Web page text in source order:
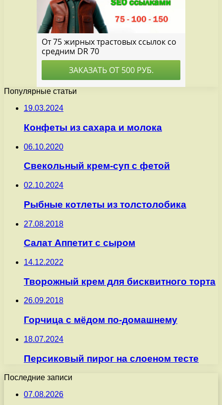
Популярные статьи
19.03.2024
Конфеты из сахара и молока
06.10.2020
Свекольный крем-суп с фетой
02.10.2024
Рыбные котлеты из толстолобика
27.08.2018
Салат Аппетит с сыром
14.12.2022
Творожный крем для бисквитного торта
26.09.2018
Горчица с мёдом по-домашнему
18.07.2024
Персиковый пирог на слоеном тесте
Последние записи
07.08.2026